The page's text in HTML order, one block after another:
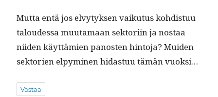
Mut­ta entä jos elvy­tyk­sen vaiku­tus kohdis­tuu
taloudessa muu­ta­maan sek­tori­in ja nos­taa
niiden käyt­tämien panos­ten hin­to­ja? Muiden
sek­to­rien elpymi­nen hidas­tuu tämän vuoksi…
Vastaa